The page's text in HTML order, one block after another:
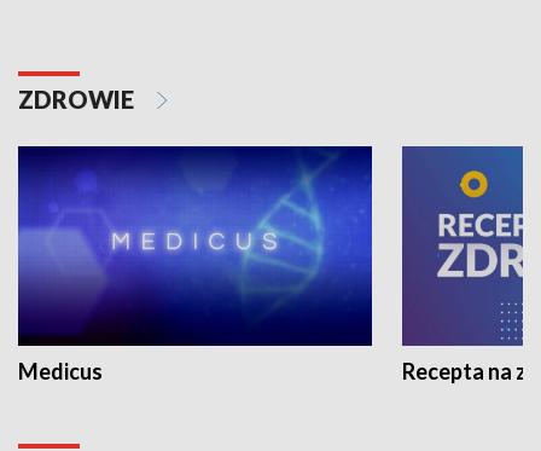
ZDROWIE
Medicus Recepta na